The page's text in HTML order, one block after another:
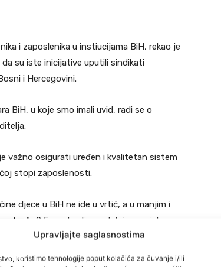
Upravljajte saglasnostima
koristimo tehnologije poput kolačića za čuvanje i/ili
i zaposlenika u instiucijama BiH, rekao je
su iste inicijative uputili sindikati
i Hercegovini.
BiH, u koje smo imali uvid, radi se o
važno osigurati uređen i kvalitetan sistem
stopi zaposlenosti.
djece u BiH ne ide u vrtić, a u manjim i
0,5 posto djece, dok je prosjek
se pružaju nacrno i bez uređenog